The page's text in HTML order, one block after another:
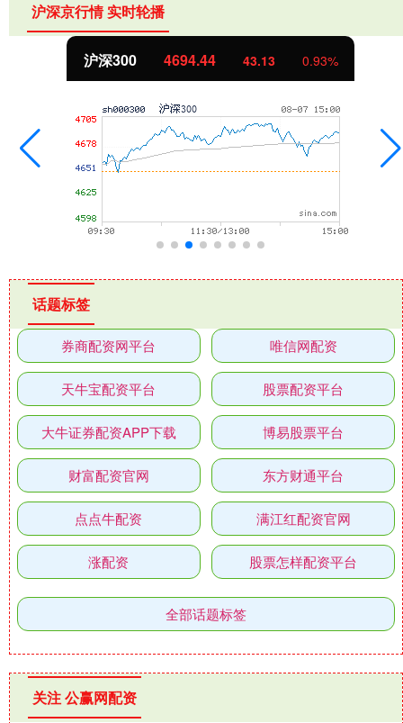
沪深京行情 实时轮播
北证50 1134.24
话题标签
券商配资网平台 唯信网配资
天牛宝配资平台 股票配资平台
大牛证券配资APP下载 博易股票平台
财富配资官网 东方财通平台
点点牛配资 满江红配资官网
涨配资 股票怎样配资平台
全部话题标签
关注 公赢网配资